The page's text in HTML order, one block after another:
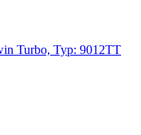
Turbo, Typ: 9012TT